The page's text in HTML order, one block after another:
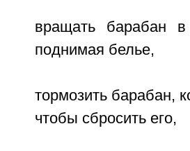
вращать барабан
поднимая белье,
тормозить барабан,
чтобы сбросить его,